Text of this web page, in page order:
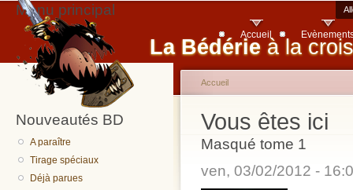
La Bédérie à la
Menu principal
Accueil
Nouveautés BD
A paraître
Tirage spéciaux
Déjà parues
Vous êtes ici
Accueil
Masqué tome 1
ven, 03/02/2012 -